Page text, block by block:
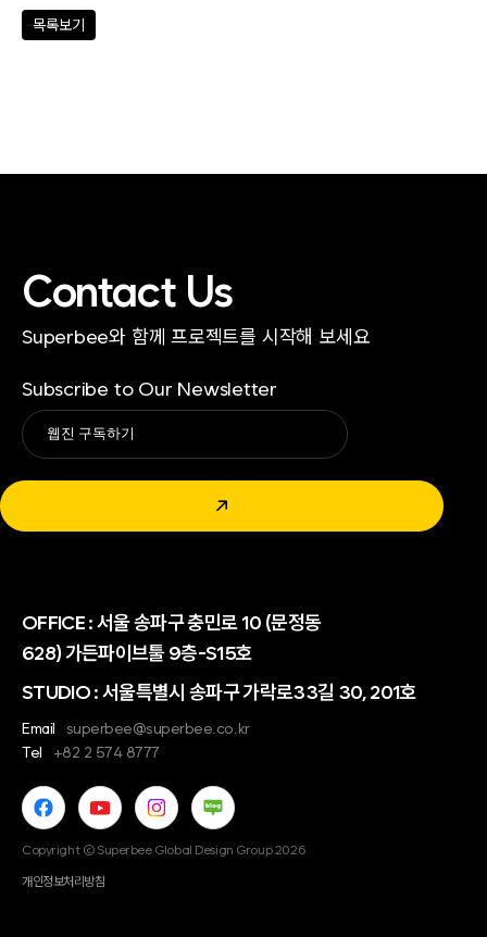
목록보기
Contact Us
Superbee와 함께 프로젝트를 시작해 보세요
Subscribe to Our Newsletter
↗
Alternative:
OFFICE :서울 송파구 충민로 10 (문정동
628) 가든파이브툴 9층-S15호
STUDIO : 서울특별시 송파구 가락로33길 30, 201호
Email
superbee@superbee.co.kr
Tel
+82 2 574 8777
Copyright © Superbee Global Design Group 2026
개인정보처리방침